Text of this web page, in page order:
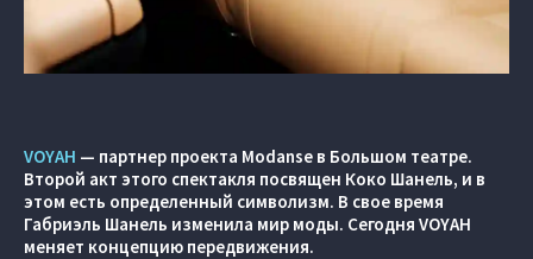
VOYAH — партнер проекта Modanse в Большом театре.
Второй акт этого спектакля посвящен Коко Шанель, и в
этом есть определенный символизм. В свое время
Габриэль Шанель изменила мир моды. Сегодня VOYAH
меняет концепцию передвижения.